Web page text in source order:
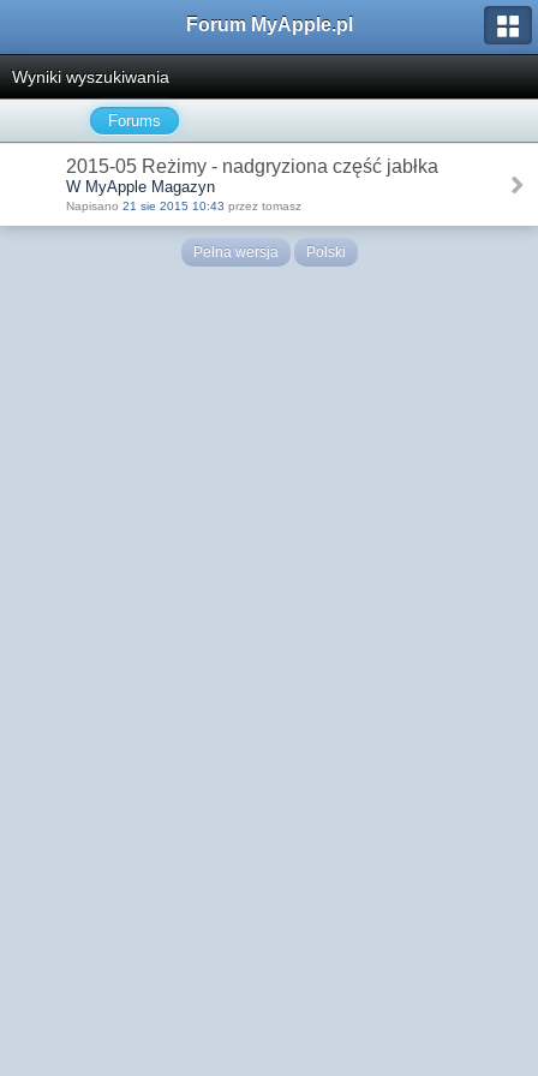
Forum MyApple.pl
Wyniki wyszukiwania
Forums
2015-05 Reżimy - nadgryziona część jabłka
W MyApple Magazyn
Napisano 21 sie 2015 10:43 przez tomasz
Pełna wersja Polski